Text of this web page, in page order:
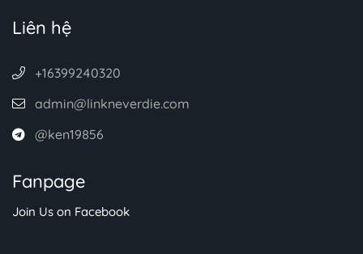
Liên hệ
+16399240320
admin@linkneverdie.com
@ken19856
Fanpage
Join Us on Facebook